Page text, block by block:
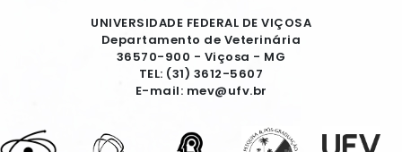
UNIVERSIDADE FEDERAL DE VIÇOSA
Departamento de Veterinária
36570-900 - Viçosa - MG
TEL: (31) 3612-5607
E-mail: mev@ufv.br